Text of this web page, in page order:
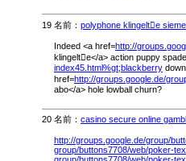
19 名前： polyphone klingelte
Indeed <a href=http://
klingelte</a> action puppy
index45.html%gt;blackberry
href=http://groups.google.de/
abo</a> hole lowball churn?
20 名前： casino secure online
http://groups.google.de/group/
group/buttons7708/web/poker-